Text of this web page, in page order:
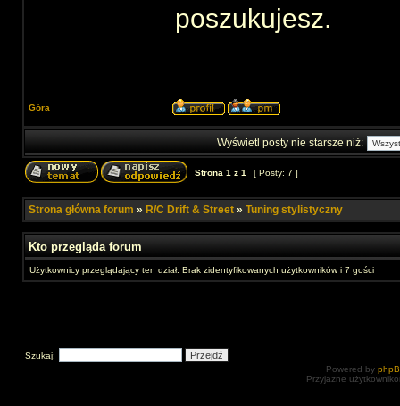
poszukujesz.
Góra
Wyświetl posty nie starsze niż:
Strona 1 z 1 [ Posty: 7 ]
Strona główna forum » R/C Drift & Street » Tuning stylistyczny
Kto przegląda forum
Użytkownicy przeglądający ten dział: Brak zidentyfikowanych użytkowników i 7 gości
Szukaj:
Powered by
Przyjazne